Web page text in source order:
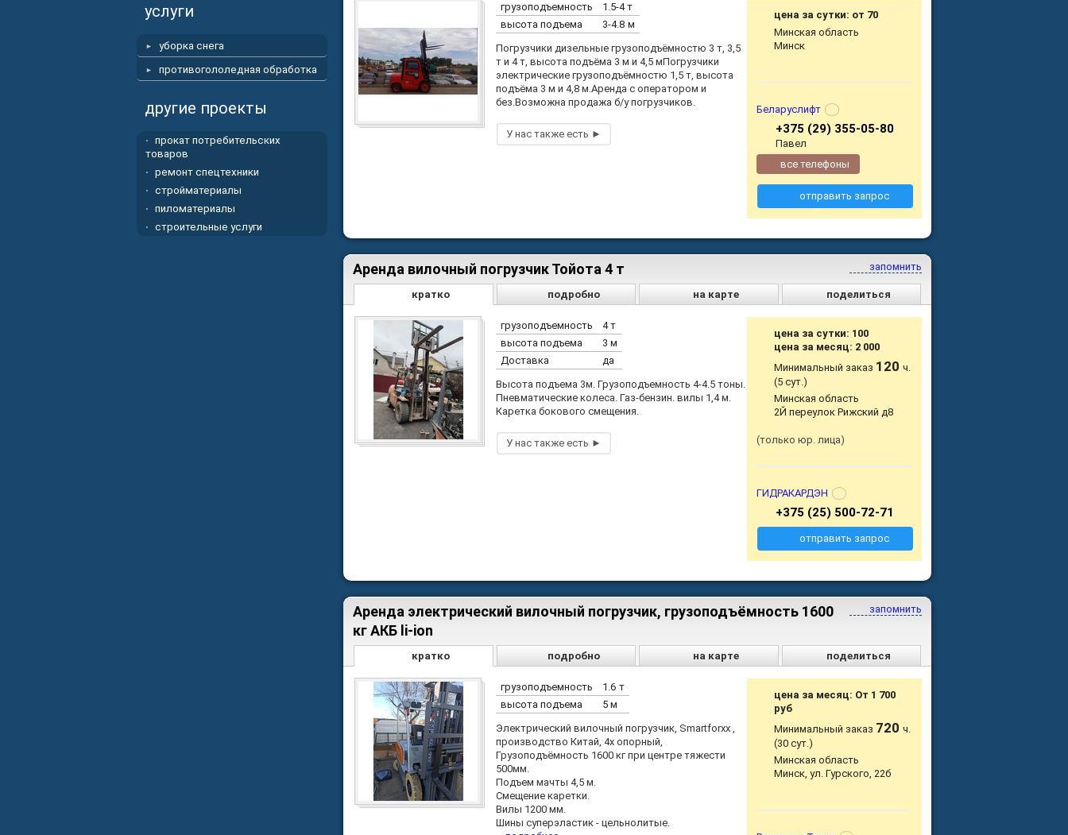
услуги
уборка снега
противогололедная обработка
другие проекты
прокат потребительских
товаров
ремонт спецтехники
стройматериалы
пиломатериалы
строительные услуги
грузоподъемность
1.5-4 т
высота подъема
3-4.8 м
Погрузчики дизельные грузоподъёмностю 3 т, 3,5
т и 4 т, высота подъёма 3 м и 4,5 мПогрузчики
электрические грузоподъёмностю 1,5 т, высота
подъёма 3 м и 4,8 м.Аренда с оператором и
без.Возможна продажа б/у погрузчиков.
цена за сутки: от 70
Минская область
Минск
Беларуслифт
+375 (29) 355-05-80
Павел
все телефоны
отправить запрос
запомнить
Аренда вилочный погрузчик Тойота 4 т
кратко подробно на карте поделиться
грузоподъемность
4 т
высота подъема
3 м
Доставка
да
Высота подъема 3м. Грузоподъемность 4-4.5 тоны.
Пневматические колеса. Газ-бензин. вилы 1,4 м.
Каретка бокового смещения.
цена за сутки: 100
цена за месяц: 2 000
Минимальный заказ 120ч.
(5 сут.)
Минская область
2Й переулок Рижский д8
только юр. лица
ГИДРАКАРДЭН
+375 (25) 500-72-71
отправить запрос
запомнить
Аренда электрический вилочный погрузчик, грузоподъёмность 1600
кг АКБ li-ion
кратко подробно на карте поделиться
грузоподъемность
1.6 т
высота подъема
5 м
Электрический вилочный погрузчик, Smartforxx ,
производство Китай, 4х опорный,
Грузоподъёмность 1600 кг при центре тяжести
500мм.
Подъем мачты 4,5 м.
Смещение каретки.
Вилы 1200 мм.
Шины суперэластик - цельнолитые.
цена за месяц: От 1 700
руб
Минимальный заказ 720ч.
(30 сут.)
Минская область
Минск, ул. Гурского, 22б